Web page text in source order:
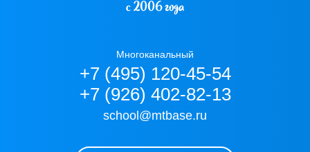
с 2006 года
Многоканальный
+7 (495) 120-45-54
+7 (926) 402-82-13
school@mtbase.ru